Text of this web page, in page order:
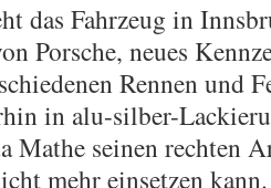
das Fahrzeug in
Porsche, neues
Rennen und
in alu-silber-
Mathe seinen rechten
mehr einsetzen